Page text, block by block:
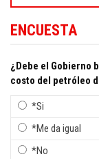
ENCUESTA
¿Debe el Gobierno
costo del petróleo
*Si
*Me da igual
*No